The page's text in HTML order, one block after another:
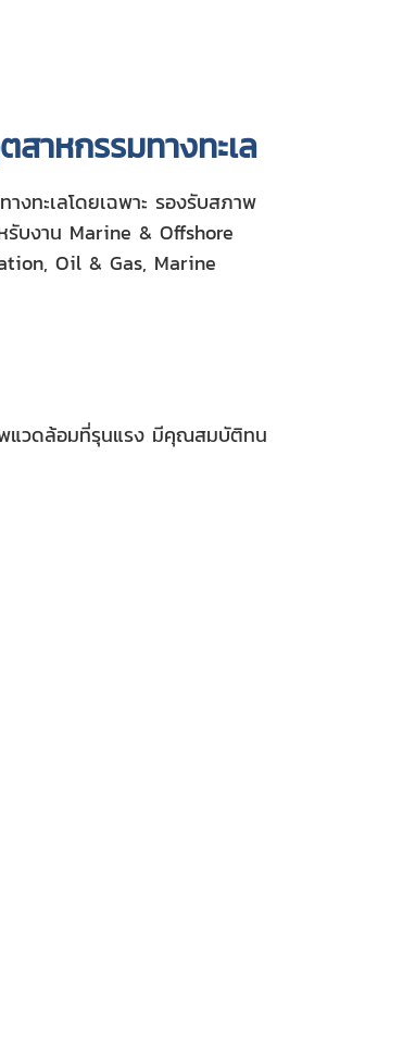
าหกรรมทางทะเล
งทะเลโดยเฉพาะ รองรับสภาพ
บงาน Marine & Offshore
Oil & Gas, Marine
พแวดล้อมที่รุนแรง มีคุณสมบัติทน